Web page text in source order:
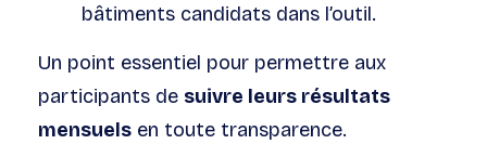
bâtiments candidats dans l’outil.
Un point essentiel pour permettre aux
participants de suivre leurs résultats
mensuels en toute transparence.